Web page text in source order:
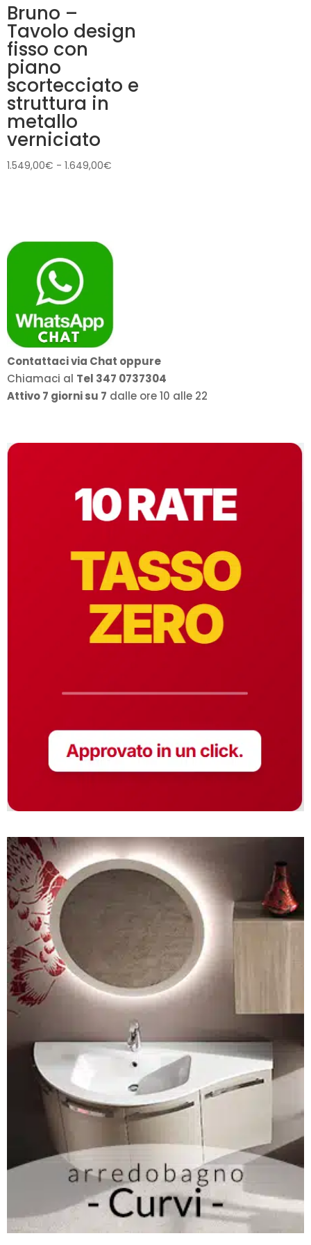
Bruno –
Tavolo design
fisso con
piano
scortecciato e
struttura in
metallo
verniciato
1.549,00€ - 1.649,00€
1.649,00€
Contattaci via Chat oppure
Chiamaci al Tel 347 0737304
Attivo 7 giorni su 7 dalle ore 10 alle 22